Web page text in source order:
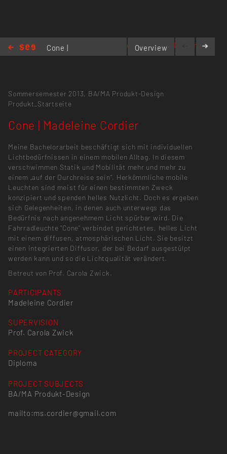
Cone |
Overview
mailto:ms.cordier@gmail.com
Sommersemester 2013, BA/MA Produkt-Design
Produkt_Startseite
Cone | Madeleine Cordier
Meine Bachelorarbeit beschäftigt sich mit individuellen
Lichtbedürfnissen in einem mobilen Alltag. In diesem
verschwimmen Statik und Mobilität mehr und mehr zu
einem „auf der Durchreise sein“. Herkömmliche mobile
Leuchten sind meist für einen bestimmten Zweck
konzipiert und spenden helles Nutzlicht. Doch es ergeben
sich Gelegenheiten, in denen auch unterwegs das
Bedürfnis nach angenehmem Licht spürbar wird. Die
Fahrradleuchte "Cone" verbindet gerichtetes, helles Licht
mit einem diffusen, atmosphärischen Licht. Sie besitzt
einen integrierten Diffusor, der bei Bedarf ausgestülpt
werden kann und so die Lichtqualität verändert.
Betreut von Prof. Carola Zwick.
PARTICIPANTS
Madeleine Cordier
SUPERVISION
Prof. Carola Zwick
PROJECT CATEGORY
Diploma
PROJECT SUBJECTS
BA/MA Produkt-Design
mailto:ms.cordier@gmail.com